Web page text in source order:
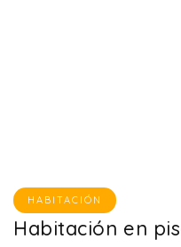
HABITACIÓN
Habitación en